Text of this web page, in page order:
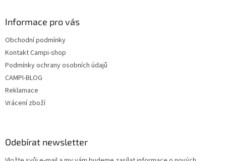
Informace pro vás
Obchodní podmínky
Kontakt Campi-shop
Podmínky ochrany osobních údajů
CAMPI-BLOG
Reklamace
Vrácení zboží
Odebírat newsletter